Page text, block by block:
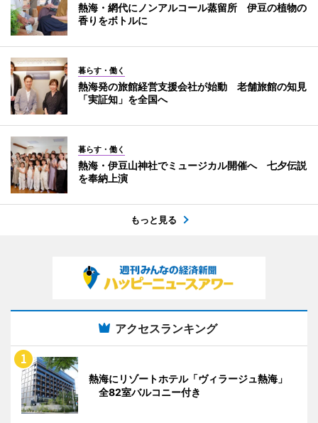
熱海・網代にノンアルコール蒸留所 伊豆の植物の
香りをボトルに
暮らす・働く
熱海発の旅館経営支援会社が始動 老舗旅館の知見
「実証知」を全国へ
暮らす・働く
熱海・伊豆山神社でミュージカル開催へ 七夕伝説
を奉納上演
もっと見る
アクセスランキング
熱海にリゾートホテル「ヴィラージュ熱海」
全82室バルコニー付き